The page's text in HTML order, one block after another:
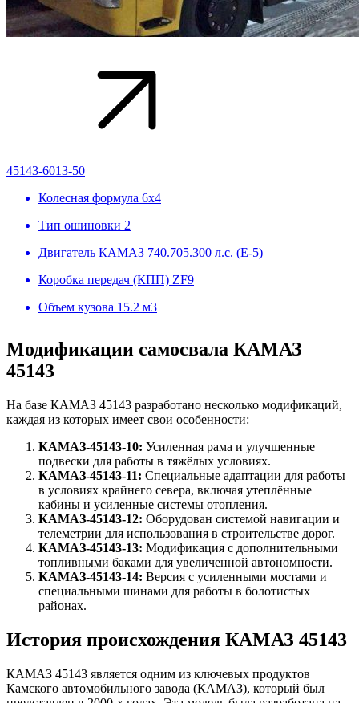
45143-6013-50
Колесная формула 6х4
Тип ошиновки 2
Двигатель КАМАЗ 740.705.300 л.с. (Е-5)
Коробка передач (КПП) ZF9
Объем кузова 15.2 м3
Модификации самосвала КАМАЗ
45143
На базе КАМАЗ 45143 разработано несколько модификаций,
каждая из которых имеет свои особенности:
КАМАЗ-45143-10: Усиленная рама и улучшенные
подвески для работы в тяжёлых условиях.
КАМАЗ-45143-11: Специальные адаптации для работы
в условиях крайнего севера, включая утеплённые
кабины и усиленные системы отопления.
КАМАЗ-45143-12: Оборудован системой навигации и
телеметрии для использования в строительстве дорог.
КАМАЗ-45143-13: Модификация с дополнительными
топливными баками для увеличенной автономности.
КАМАЗ-45143-14: Версия с усиленными мостами и
специальными шинами для работы в болотистых
районах.
История происхождения КАМАЗ 45143
КАМАЗ 45143 является одним из ключевых продуктов
Камского автомобильного завода (КАМАЗ), который был